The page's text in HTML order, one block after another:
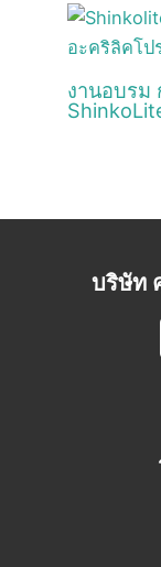
งานอบรม
บริษัท